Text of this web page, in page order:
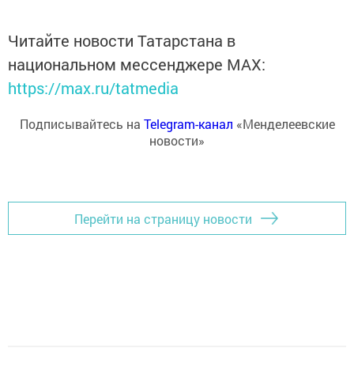
Читайте новости Татарстана в
национальном мессенджере MАХ:
https://max.ru/tatmedia
Подписывайтесь на Telegram-канал «Менделеевские
новости»
Перейти на страницу новости